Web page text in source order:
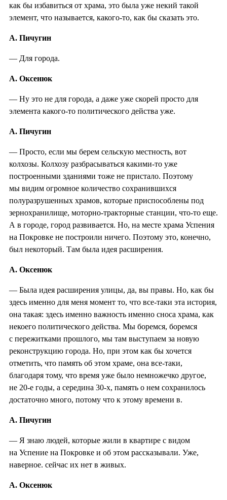
как бы избавиться от храма, это была уже некий такой
элемент, что называется, какого-то, как бы сказать это.
А. Пичугин
— Для города.
А. Оксенюк
— Ну это не для города, а даже уже скорей просто для
элемента какого-то политического действа уже.
А. Пичугин
— Просто, если мы берем сельскую местность, вот
колхозы. Колхозу разбрасываться какими-то уже
построенными зданиями тоже не пристало. Поэтому
мы видим огромное количество сохранившихся
полуразрушенных храмов, которые приспособлены под
зернохранилище, моторно-тракторные станции, что-то еще.
А в городе, город развивается. Но, на месте храма Успения
на Покровке не построили ничего. Поэтому это, конечно,
был некоторый. Там была идея расширения.
А. Оксенюк
— Была идея расширения улицы, да, вы правы. Но, как бы
здесь именно для меня момент то, что все-таки эта история,
она такая: здесь именно важность именно сноса храма, как
некоего политического действа. Мы боремся, боремся
с пережитками прошлого, мы там выступаем за новую
реконструкцию города. Но, при этом как бы хочется
отметить, что память об этом храме, она все-таки,
благодаря тому, что время уже было немножечко другое,
не 20-е годы, а середина 30-х, память о нем сохранилось
достаточно много, потому что к этому времени в.
А. Пичугин
— Я знаю людей, которые жили в квартире с видом
на Успение на Покровке и об этом рассказывали. Уже,
наверное. сейчас их нет в живых.
А. Оксенюк